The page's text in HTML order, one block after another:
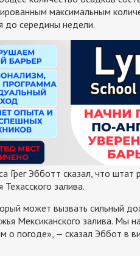
максимальным
до середины недели.
Грег Эбботт сказал, что
залива.
может вызвать сильный
Мексиканского залива. Мы
о погоде», — сказал Эббот в